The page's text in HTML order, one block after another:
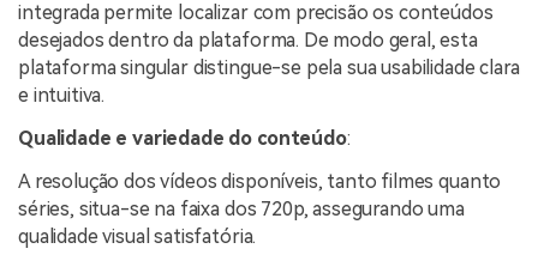
integrada permite localizar com precisão os conteúdos
desejados dentro da plataforma. De modo geral, esta
plataforma singular distingue-se pela sua usabilidade clara
e intuitiva.
Qualidade e variedade do conteúdo:
A resolução dos vídeos disponíveis, tanto filmes quanto
séries, situa-se na faixa dos 720p, assegurando uma
qualidade visual satisfatória.